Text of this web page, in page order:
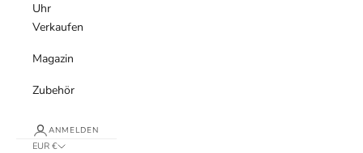
Uhr
Verkaufen
Magazin
Zubehör
ANMELDEN
EUR €